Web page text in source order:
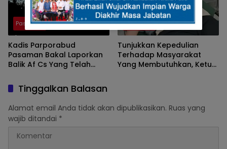
Pasaman
Kadis Parporabud
Pasaman Bakal Laporkan
Balik Af Cs Yang Telah
Melaporkannya
Pasaman
Tunjukkan Kepedulian
Terhadap Masyarakat
Yang Membutuhkan, Ketua
Tinggalkan Balasan
Alamat email Anda tidak akan dipublikasikan. Ruas yang
wajib ditandai *